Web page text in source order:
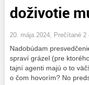
doživotie
20. mája 2024, Prečítané 2
Nadobúdam
spraví grázel (pre
tajní agenti majú o to
o čom hovorím? No